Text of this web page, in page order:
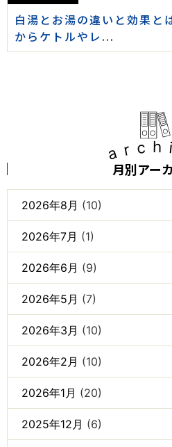
白湯とお湯の違いと効果と
からケトルやレ...
月別アー
2026年8月 (10)
2026年7月 (1)
2026年6月 (9)
2026年5月 (7)
2026年3月 (10)
2026年2月 (10)
2026年1月 (20)
2025年12月 (6)